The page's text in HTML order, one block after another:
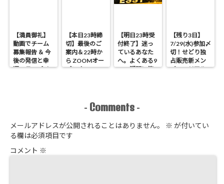
【満員御礼】
動画でチーム
募集報告 ＆ 今
後の発信と幸
運のラッパイ
【本日23時締
切】最後のご
案内＆22時か
ら ZOOMオー
プンオフィス
【明日23時受
付終了】迷っ
ているあなた
へ。よくある9
つの疑問に答
【残り3日】
7/29(水)参加〆
切！せどり独
占販売新メン
バーのリアル
- Comments -
メールアドレスが公開されることはありません。 ※ が付いてい
る欄は必須項目です
コメント ※